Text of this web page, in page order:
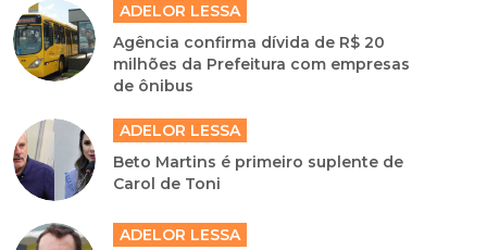
ADELOR LESSA
Agência confirma dívida de R$ 20
milhões da Prefeitura com empresas
de ônibus
ADELOR LESSA
Beto Martins é primeiro suplente de
Carol de Toni
ADELOR LESSA